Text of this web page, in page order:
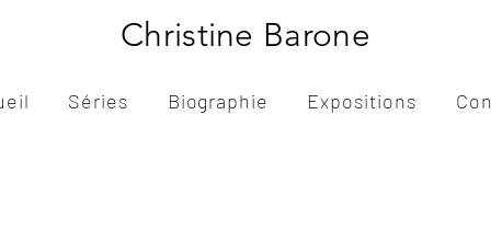
Christine Barone
Séries Biographie Expositions